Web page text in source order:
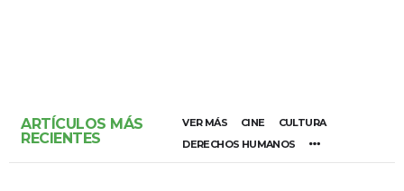
ARTÍCULOS MÁS
RECIENTES
VER MÁS CINE
CULTURA
DERECHOS HUMANOS